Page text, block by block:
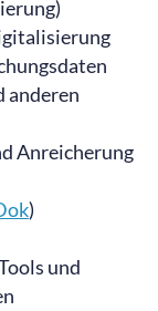
anderen
Anreicherung
)
und